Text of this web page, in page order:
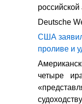
Deutsche
США
проливе и
четыре